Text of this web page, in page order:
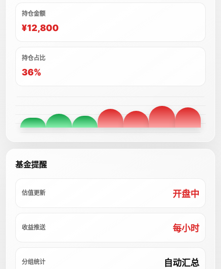
持仓金额
¥12,800
持仓占比
36%
基金提醒
估值更新 开盘中
收益推送 每小时
分组统计 自动汇总